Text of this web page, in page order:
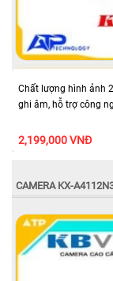
Chất lượng hình ảnh
ghi âm, hỗ trợ công
2,199,000 VNĐ
CAMERA KX-